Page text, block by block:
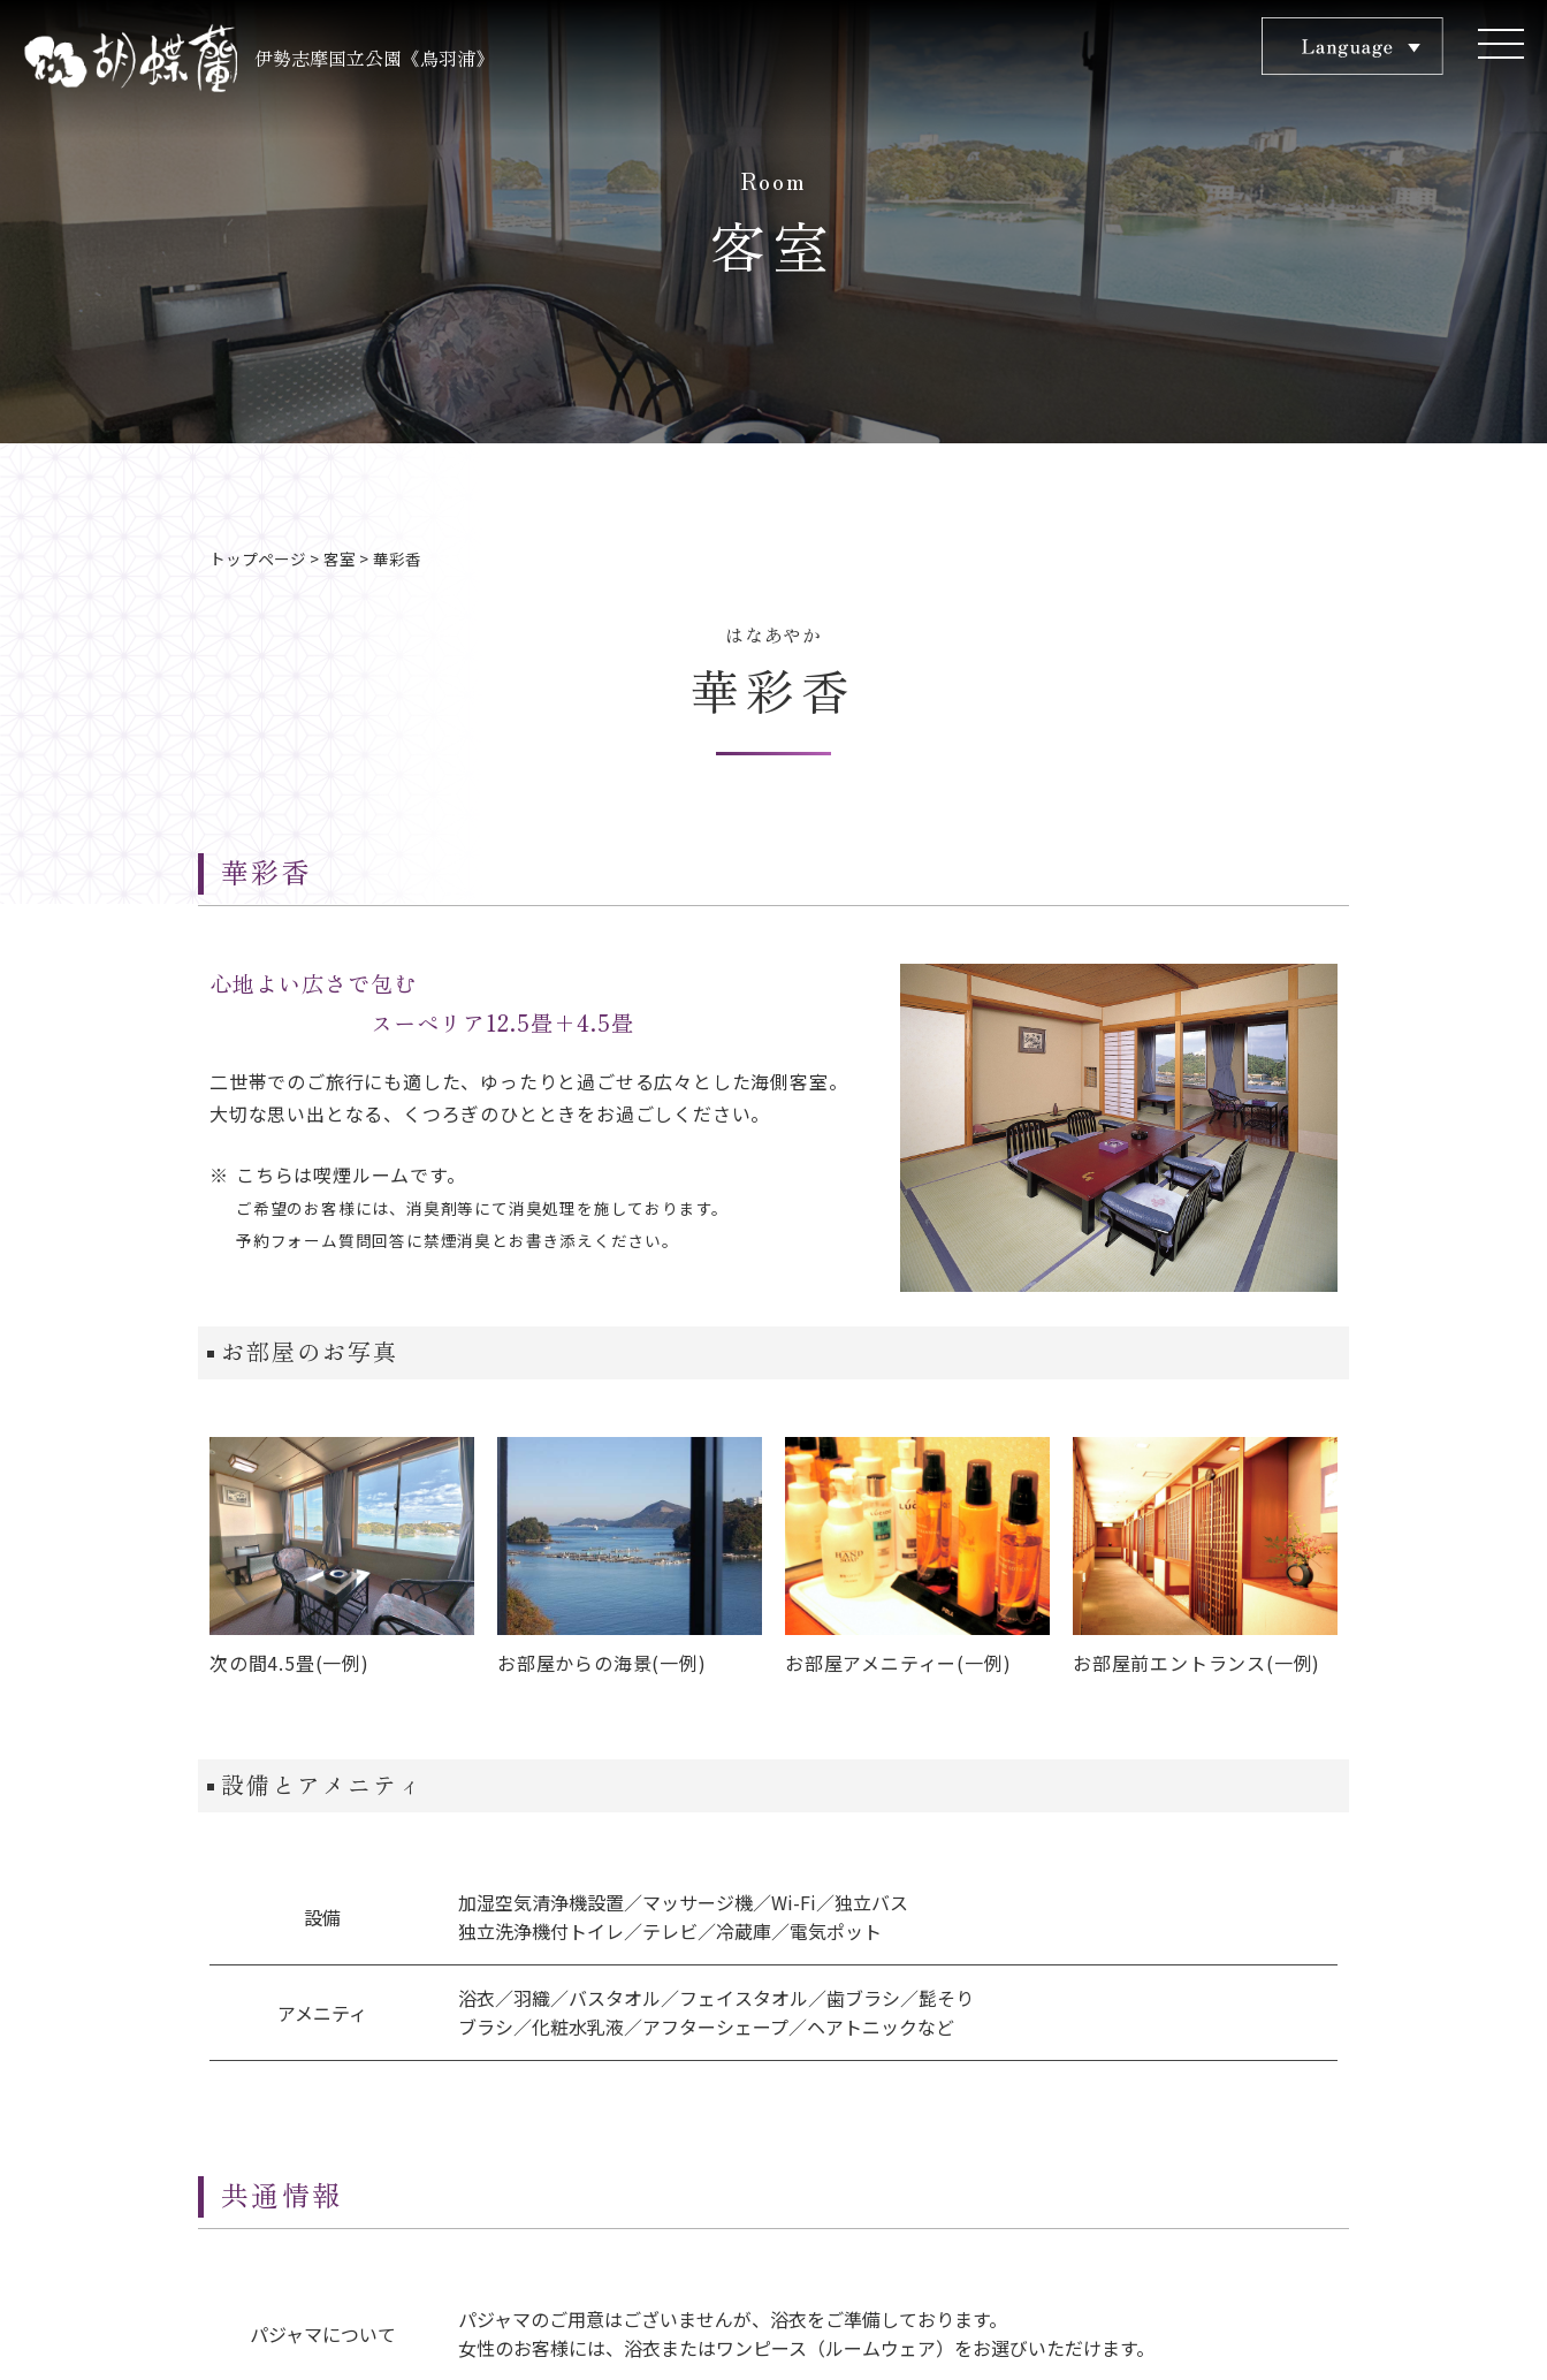
Room
客室
トップページ > 客室 > 華彩香
はなあやか
華彩香
華彩香
心地よい広さで包む
スーペリア12.5畳+4.5畳
二世帯でのご旅行にも適した、ゆったりと過ごせる広々とした海側客室。
大切な思い出となる、くつろぎのひとときをお過ごしください。
こちらは喫煙ルームです。
ご希望のお客様には、消臭剤等にて消臭処理を施しております。
予約フォーム質問回答に禁煙消臭とお書き添えください。
お部屋のお写真
次の間4.5畳(一例) お部屋からの海景(一例) お部屋アメニティー(一例) お部屋前エントランス(一例)
設備とアメニティ
設備
加湿空気清浄機設置／マッサージ機／Wi-Fi／独立バス
独立洗浄機付トイレ／テレビ／冷蔵庫／電気ポット
アメニティ
浴衣／羽織／バスタオル／フェイスタオル／歯ブラシ／髭そり
ブラシ／化粧水乳液／アフターシェープ／ヘアトニックなど
共通情報
パジャマについて
パジャマのご用意はございませんが、浴衣をご準備しております。
女性のお客様には、浴衣またはワンピース（ルームウェア）をお選びいただけます。
伊勢志摩国立公園《鳥羽浦》